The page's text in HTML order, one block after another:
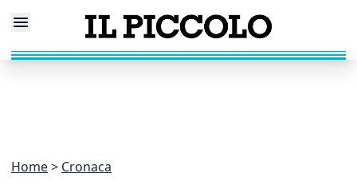
Home Cronaca